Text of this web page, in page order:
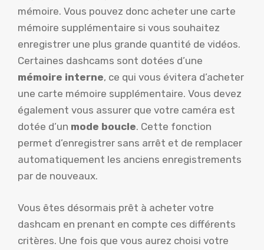
mémoire. Vous pouvez donc acheter une carte
mémoire supplémentaire si vous souhaitez
enregistrer une plus grande quantité de vidéos.
Certaines dashcams sont dotées d’une
mémoire interne, ce qui vous évitera d’acheter
une carte mémoire supplémentaire. Vous devez
également vous assurer que votre caméra est
dotée d’un mode boucle. Cette fonction
permet d’enregistrer sans arrêt et de remplacer
automatiquement les anciens enregistrements
par de nouveaux.
Vous êtes désormais prêt à acheter votre
dashcam en prenant en compte ces différents
critères. Une fois que vous aurez choisi votre